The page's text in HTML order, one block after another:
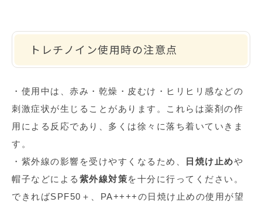
トレチノイン使用時の注意点
・使用中は、赤み・乾燥・皮むけ・ヒリヒリ感などの
刺激症状が生じることがあります。これらは薬剤の作
用による反応であり、多くは徐々に落ち着いていきま
す。
・紫外線の影響を受けやすくなるため、
日焼け止めや
帽子などによる 紫外線対策を十分に行ってください。
できればSPF50 ＋、 PA++++の日焼け止めの使用が望